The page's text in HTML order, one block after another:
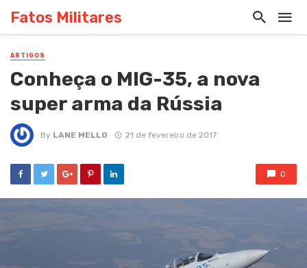
Fatos Militares
ARTIGOS
Conheça o MIG-35, a nova
super arma da Rússia
By LANE MELLO 21 de fevereiro de 2017
0